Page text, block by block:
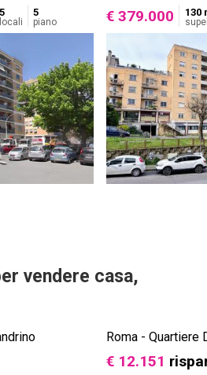
5
locali
5
piano € 379.000 130
vendere casa,
Roma - Quartiere
€ 12.151